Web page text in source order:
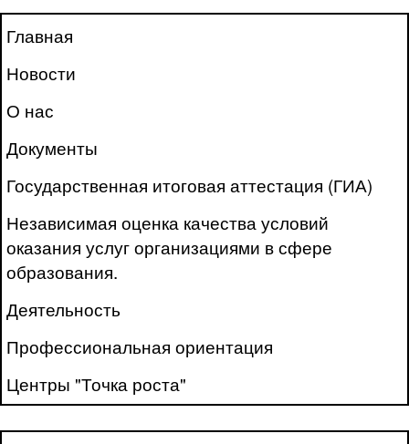
Главная
Новости
О нас
Документы
Государственная итоговая аттестация (ГИА)
Независимая оценка качества условий
оказания услуг организациями в сфере
образования.
Деятельность
Профессиональная ориентация
Центры "Точка роста"